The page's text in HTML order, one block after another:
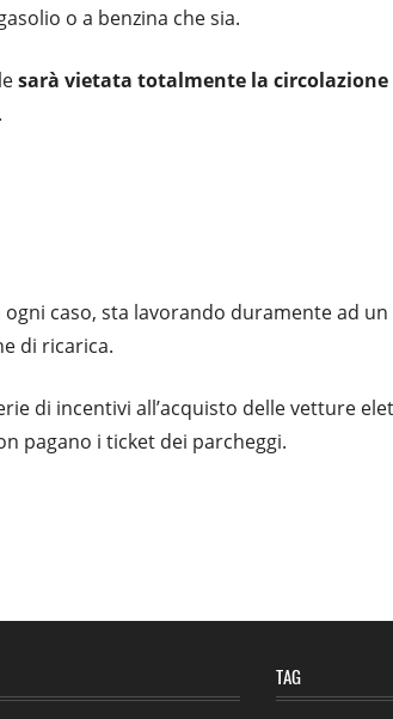
o a benzina che sia.
sarà vietata totalmente la circolazione
.
caso, sta lavorando duramente ad
di ricarica.
di incentivi all’acquisto delle vetture
pagano i ticket dei parcheggi.
TAG